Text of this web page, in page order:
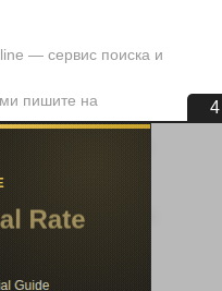
— сервис поиска и
пишите на
сайт, вы
ответственности
4